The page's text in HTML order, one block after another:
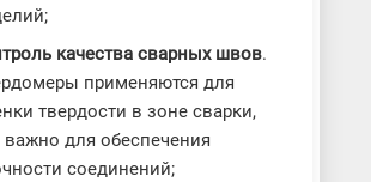
качества сварных швов.
применяются для
твердости в зоне сварки,
важно для обеспечения
соединений;